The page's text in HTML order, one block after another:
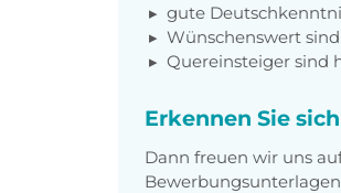
gute
Wünschenswert
Quereinsteiger sind
Erkennen Sie
Dann freuen wir uns